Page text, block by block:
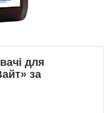
для
за